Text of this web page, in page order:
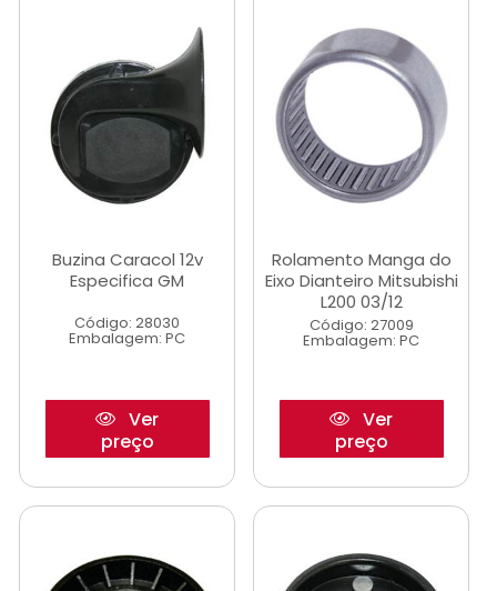
Buzina Caracol 12v
Especifica GM
Código: 28030
Embalagem: PC
Ver
preço
Rolamento Manga do
Eixo Dianteiro Mitsubishi
L200 03/12
Código: 27009
Embalagem: PC
Ver
preço